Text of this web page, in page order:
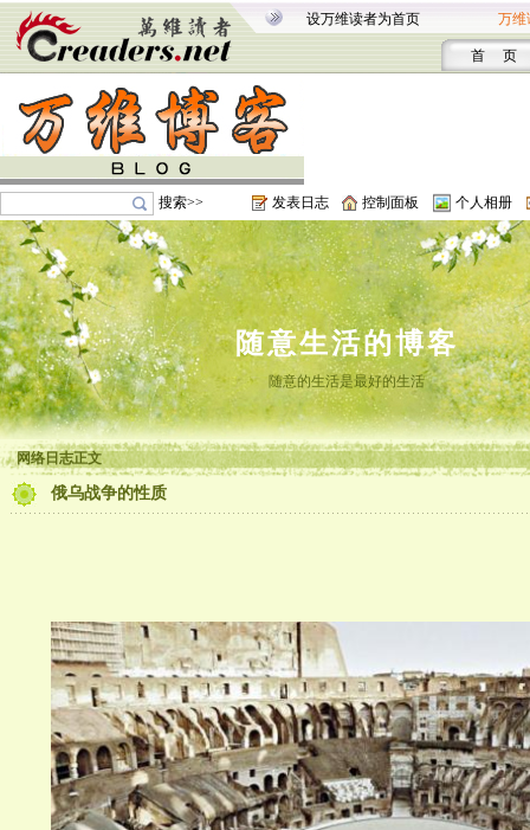
设万维读者为首页 万维
首 页
搜索>> 发表日志 控制面板 个人相册
随意生活的博客
随意的生活是最好的生活
网络日志正文
俄乌战争的性质